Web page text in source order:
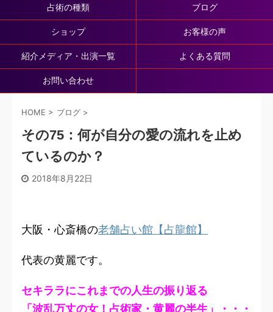
占術の種類 ブログ
ショップ お客様の声
紹介メディア・出演一覧 よくある質問
お問い合わせ
HOME > ブログ >
その75：何が自分の愛の流れを止め
ているのか？
2018年8月22日
大阪・心斎橋の老舗占い館【占龍館】
代表の黄麗です。
セキララにこれまでの人生の振り返る
「波乱万丈の女！占術家・黄麗の半生」・・・